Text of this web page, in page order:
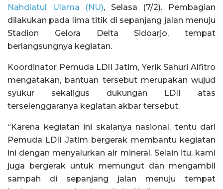
Nahdlatul Ulama (NU), Selasa (7/2). Pembagian
dilakukan pada lima titik di sepanjang jalan menuju
Stadion Gelora Delta Sidoarjo, tempat
berlangsungnya kegiatan.
Koordinator Pemuda LDII Jatim, Yerik Sahuri Alfitro
mengatakan, bantuan tersebut merupakan wujud
syukur sekaligus dukungan LDII atas
terselenggaranya kegiatan akbar tersebut.
“Karena kegiatan ini skalanya nasional, tentu dari
Pemuda LDII Jatim bergerak membantu kegiatan
ini dengan menyalurkan air mineral. Selain itu, kami
juga bergerak untuk memungut dan mengambil
sampah di sepanjang jalan menuju tempat